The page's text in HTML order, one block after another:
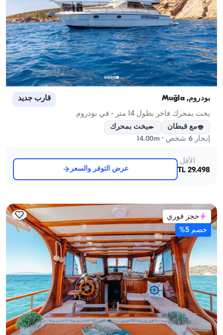
بودروم, Muğla قارب جديد
يخت بمحرك فاخر بطول 14 متر - في بودروم
مع قبطان
يخت بمحرك
إبحار 6 شخص · 14.00m
الأقل
29.498 TL
عرض التوفر والسعر
حجز فوري
خصم 5%